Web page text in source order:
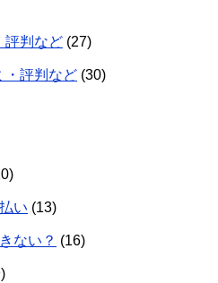
評判など (27)
・評判など (30)
い (13)
ない？ (16)